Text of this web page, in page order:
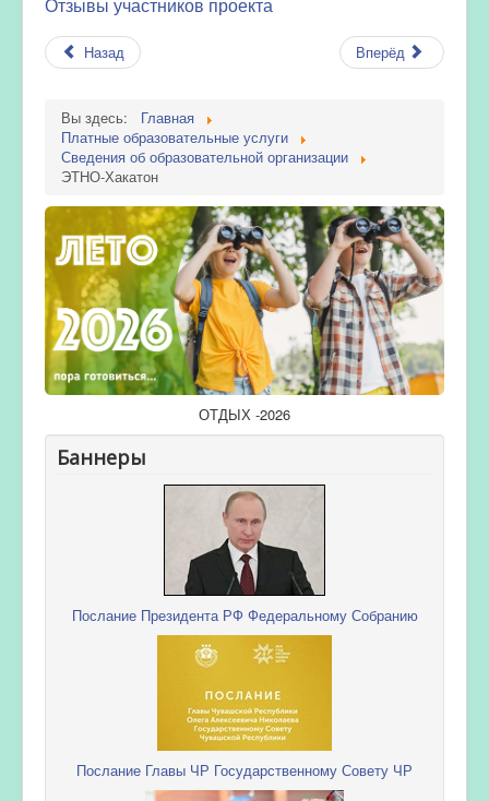
Отзывы участников проекта
Назад Вперёд
Вы здесь:
Главная
Платные образовательные услуги
Сведения об образовательной организации
ЭТНО-Хакатон
ОТДЫХ -2026
Баннеры
Послание Президента РФ Федеральному Собранию
Послание Главы ЧР Государственному Совету ЧР